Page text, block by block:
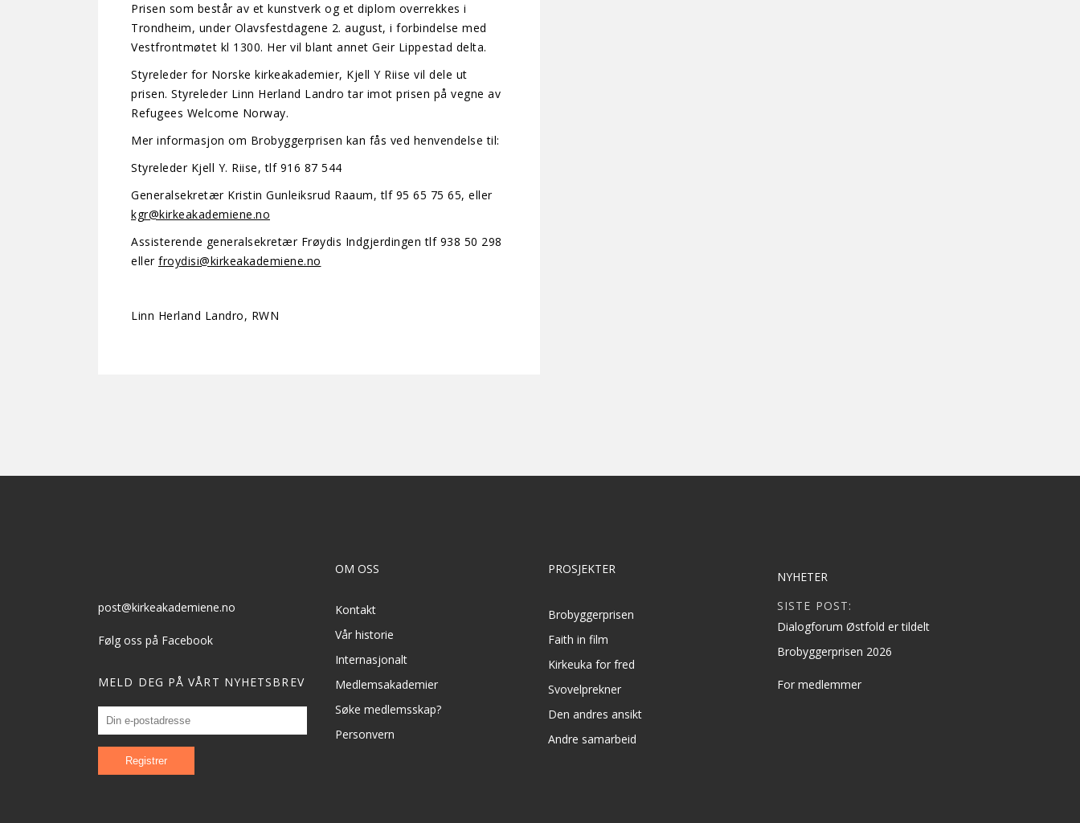
Prisen som består av et kunstverk og et diplom overrekkes i
Trondheim, under Olavsfestdagene 2. august, i forbindelse med
Vestfrontmøtet kl 1300. Her vil blant annet Geir Lippestad delta.
Styreleder for Norske kirkeakademier, Kjell Y Riise vil dele ut
prisen. Styreleder Linn Herland Landro tar imot prisen på vegne av
Refugees Welcome Norway.
Mer informasjon om Brobyggerprisen kan fås ved henvendelse til:
Styreleder Kjell Y. Riise, tlf 916 87 544
Generalsekretær Kristin Gunleiksrud Raaum, tlf 95 65 75 65, eller
kgr@kirkeakademiene.no
Assisterende generalsekretær Frøydis Indgjerdingen tlf 938 50 298
eller froydisi@kirkeakademiene.no
Linn Herland Landro, RWN
post@kirkeakademiene.no
Følg oss på Facebook
MELD DEG PÅ VÅRT NYHETSBREV
OM OSS
Kontakt
Vår historie
Internasjonalt
Medlemsakademier
Søke medlemsskap?
Personvern
PROSJEKTER
Brobyggerprisen
Faith in film
Kirkeuka for fred
Svovelprekner
Den andres ansikt
Andre samarbeid
NYHETER
SISTE POST:
Dialogforum Østfold er tildelt
Brobyggerprisen 2026
For medlemmer